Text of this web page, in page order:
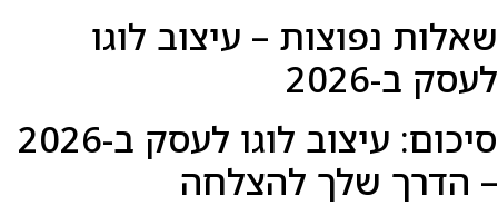
שאלות נפוצות – עיצוב לוגו
לעסק ב-2026
סיכום: עיצוב לוגו לעסק ב-2026
– הדרך שלך להצלחה